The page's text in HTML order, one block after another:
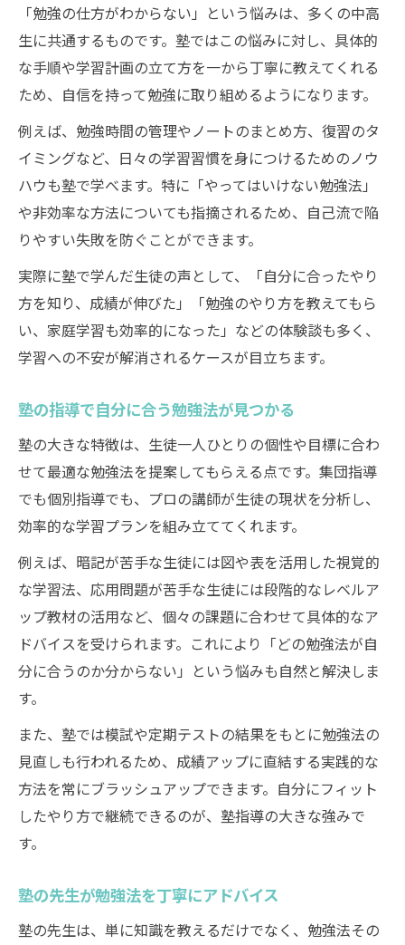
「勉強の仕方がわからない」という悩みは、多くの中高
生に共通するものです。塾ではこの悩みに対し、具体的
な手順や学習計画の立て方を一から丁寧に教えてくれる
ため、自信を持って勉強に取り組めるようになります。
例えば、勉強時間の管理やノートのまとめ方、復習のタ
イミングなど、日々の学習習慣を身につけるためのノウ
ハウも塾で学べます。特に「やってはいけない勉強法」
や非効率な方法についても指摘されるため、自己流で陥
りやすい失敗を防ぐことができます。
実際に塾で学んだ生徒の声として、「自分に合ったやり
方を知り、成績が伸びた」「勉強のやり方を教えてもら
い、家庭学習も効率的になった」などの体験談も多く、
学習への不安が解消されるケースが目立ちます。
塾の指導で自分に合う勉強法が見つかる
塾の大きな特徴は、生徒一人ひとりの個性や目標に合わ
せて最適な勉強法を提案してもらえる点です。集団指導
でも個別指導でも、プロの講師が生徒の現状を分析し、
効率的な学習プランを組み立ててくれます。
例えば、暗記が苦手な生徒には図や表を活用した視覚的
な学習法、応用問題が苦手な生徒には段階的なレベルア
ップ教材の活用など、個々の課題に合わせて具体的なア
ドバイスを受けられます。これにより「どの勉強法が自
分に合うのか分からない」という悩みも自然と解決しま
す。
また、塾では模試や定期テストの結果をもとに勉強法の
見直しも行われるため、成績アップに直結する実践的な
方法を常にブラッシュアップできます。自分にフィット
したやり方で継続できるのが、塾指導の大きな強みで
す。
塾の先生が勉強法を丁寧にアドバイス
塾の先生は、単に知識を教えるだけでなく、勉強法その